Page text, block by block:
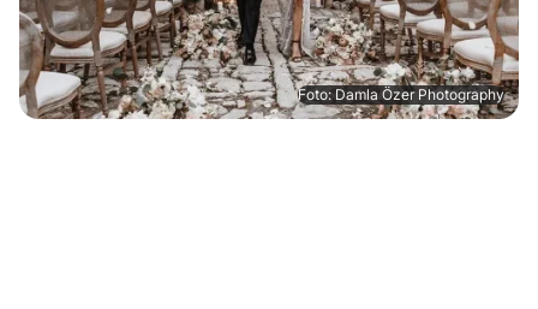
Foto: Damla Özer Photography